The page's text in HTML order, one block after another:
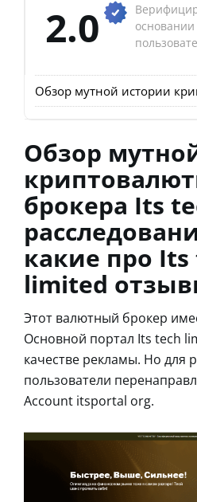
2.0
основании
Обзор мутной истории
Обзор
брокера Its
какие про Its
limited
Этот валютный брокер
Основной портал Its tech
качестве рекламы. Но для
пользователи
Account itsportal org.